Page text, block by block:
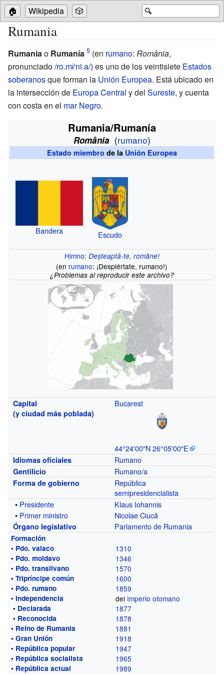
🔍
🏠 Wikipedia 🎲
Rumania
Rumania o Rumanía (en rumano: România,
pronunciado/ro.mɨ'ni.a/) es uno de los veintisiete Estados
soberanosque forman la Unión Europea. Está ubicado en
la intersección de Europa Central y del Sureste, y cuenta
con costa en el mar Negro.
Rumania/Rumanía
România (rumano)
Estado miembro de la Unión Europea
Bandera Escudo
Himno: Deșteaptă-te, române!
(en rumano: ¡Despiértate, rumano!)
¿Problemas al reproducir este archivo?
Capital
(y ciudad más poblada)
Bucarest
44°24′00″N26°05′00″E
Idiomas oficiales Rumano
Gentilicio Rumano/a
Forma de gobierno
República
semipresidencialista
• Presidente
Klaus Iohannis
• Primer ministro Nicolae Ciucă
Órgano legislativo Parlamento de Rumania
Formación
• Pdo. valaco
• Pdo. moldavo
• Pdo. transilvano
• Tripríncipe común
• Pdo. rumano
• Independencia
• Declarada
• Reconocida
• Reino de Rumania
• Gran Unión
• República popular
• República socialista
• República actual
1310
1346
1570
1600
1859
del Imperio otomano
1877
1878
1881
1918
1947
1965
1989